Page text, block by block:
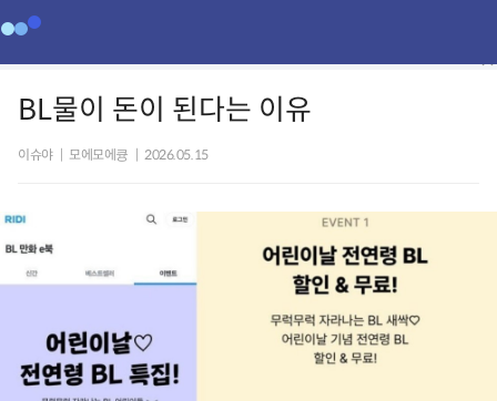
BL물이 돈이 된다는 이유
이슈야 모에모에큥 2026.05.15